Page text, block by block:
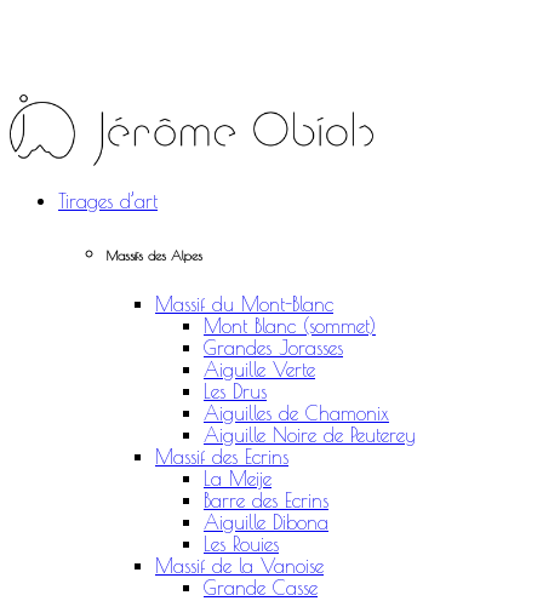
Tirages d’art
Massifs des Alpes
Massif du Mont-Blanc
Mont Blanc (sommet)
Grandes Jorasses
Aiguille Verte
Les Drus
Aiguilles de Chamonix
Aiguille Noire de Peuterey
Massif des Ecrins
La Meije
Barre des Ecrins
Aiguille Dibona
Les Rouies
Massif de la Vanoise
Grande Casse